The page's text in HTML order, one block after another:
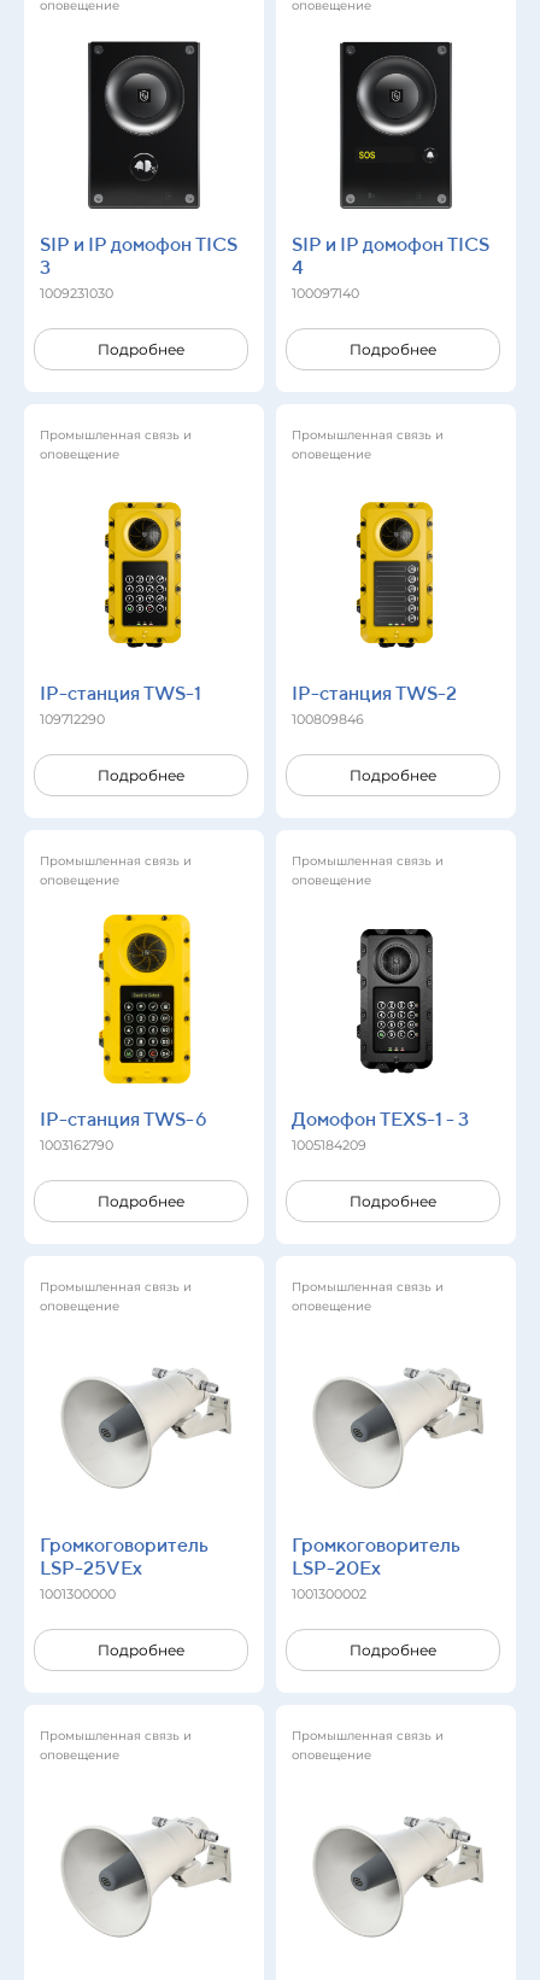
оповещение
SIP и IP домофон TICS
3
1009231030
Подробнее
оповещение
SIP и IP домофон TICS
4
100097140
Подробнее
Промышленная связь и
оповещение
IP-станция TWS-1
109712290
Подробнее
Промышленная связь и
оповещение
IP-станция TWS-2
100809846
Подробнее
Промышленная связь и
оповещение
IP-станция TWS-6
1003162790
Подробнее
Промышленная связь и
оповещение
Домофон TEXS-1 - 3
1005184209
Подробнее
Промышленная связь и
оповещение
Громкоговоритель
LSP-25VEx
1001300000
Подробнее
Промышленная связь и
оповещение
Громкоговоритель
LSP-20Ex
1001300002
Подробнее
Промышленная связь и
оповещение
Промышленная связь и
оповещение